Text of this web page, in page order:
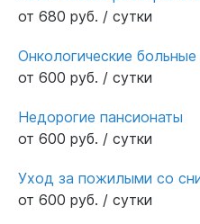
от 680 руб. / сутки
Онкологические больные
от 600 руб. / сутки
Недорогие пансионаты
от 600 руб. / сутки
Уход за пожилыми со
от 600 руб. / сутки